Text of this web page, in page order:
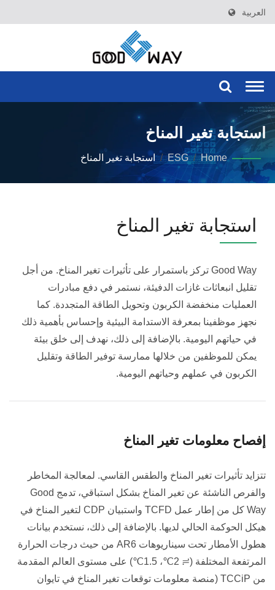
العربية
استجابة تغير المناخ
Home
/
ESG
/ استجابة تغير المناخ
استجابة تغير المناخ
Good Way تركز باستمرار على تأثيرات تغير المناخ. من أجل
تقليل انبعاثات غازات الدفيئة، نستمر في دفع مبادرات
العمليات منخفضة الكربون وتحويل الطاقة المتجددة. كما
نجهز موظفينا بمعرفة الاستدامة البيئية وإحساس بأهمية ذلك
في حياتهم اليومية. بالإضافة إلى ذلك، نهدف إلى خلق بيئة
يمكن للموظفين من خلالها ممارسة توفير الطاقة وتقليل
الكربون في عملهم وحياتهم اليومية.
إفصاح معلومات تغير المناخ
تتزايد تأثيرات تغير المناخ والطقس القاسي. لمعالجة المخاطر
والفرص الناشئة عن تغير المناخ بشكل استباقي، تدمج Good
Way كل من إطار عمل TCFD واستبيان CDP لتغير المناخ في
هيكل الحوكمة الحالي لديها. بالإضافة إلى ذلك، نستخدم بيانات
هطول الأمطار تحت سيناريوهات AR6 من حيث درجات الحرارة
المرتفعة المختلفة (≒ 2℃، 1.5℃) على مستوى العالم المقدمة
من TCCiP (منصة معلومات توقعات تغير المناخ في تايوان